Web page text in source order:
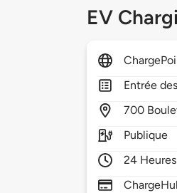
EV
Entrée
700
Publique
24 Heures